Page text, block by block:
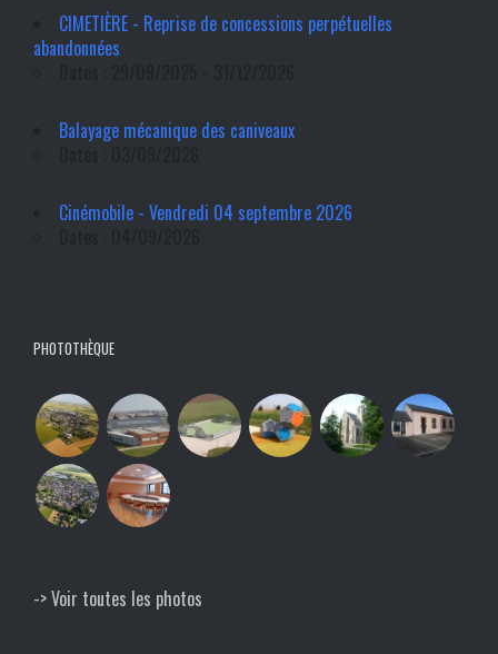
CIMETIÈRE - Reprise de concessions perpétuelles
abandonnées
Balayage mécanique des caniveaux
Cinémobile - Vendredi 04 septembre 2026
PHOTOTHÈQUE
-> Voir toutes les photos